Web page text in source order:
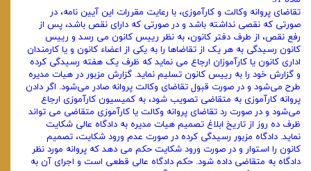
تقاضای پروانه وکالت و کارآموزی، با رعایت مقررات این آیین نامه، در
صورتی ‌که نقصی نداشته باشد و در صورتی ‌که دارای نقص باشد، پس از
رفع نقص، از طرف دفتر کانون، به نظر رییس کانون می ‌رسد و رییس
کانون رسیدگی به هر یک از تقاضاها را به یکی از اعضاء کانون و یا کارمندان
اداری کانون یا کارآموزان ارجاع می ‌نماید که ظرف یک هفته رسیدگی کرده
و گزارش خود را به رییس کانون تسلیم نماید. گزارش مزبور در هیات ‌مدیره
طرح می‌شود و در صورت قبول تقاضای وکالت پروانه صادر می‌شود. اگر دادن
پروانه کارآموزی به متقاضی تصویب شود، به کمیسیون کارآموزی ارجاع
می‌شود و در صورت رد تقاضای پروانه وکالت یا کارآموزی متقاضی می‌ تواند
ظرف ده روز از تاریخ ابلاغ تصمیم هیات‌ مدیره به دادگاه عالی شکایت
نماید. دادگاه مزبور رسیدگی کرده در صورت عدم ورود شکایت، تصمیم
کانون را استوار و در صورت ورود شکایت حکم می ‌دهد که پروانه مورد نظر
دادگاه به متقاضی داده شود. حکم دادگاه عالی قطعی است و اجرای آن به